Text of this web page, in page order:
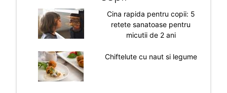
Cina rapida pentru copii: 5
retete sanatoase pentru
micutii de 2 ani
Chiftelute cu naut si legume